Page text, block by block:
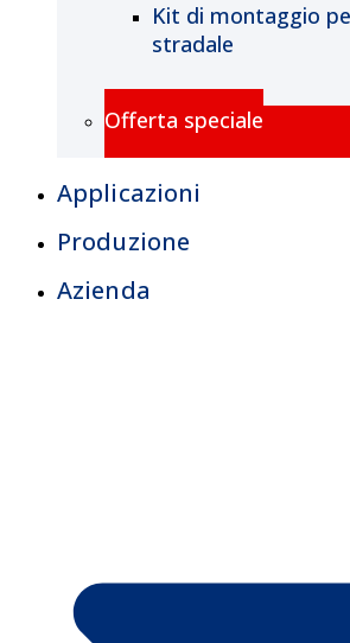
Kit di montaggio
stradale
Offerta speciale
Applicazioni
Produzione
Azienda